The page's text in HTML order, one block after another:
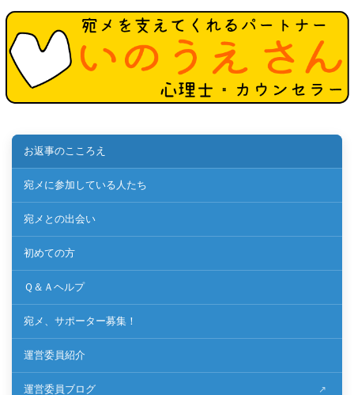
お返事のこころえ
宛メに参加している人たち
宛メとの出会い
初めての方
Ｑ＆Ａヘルプ
宛メ、サポーター募集！
運営委員紹介
運営委員ブログ